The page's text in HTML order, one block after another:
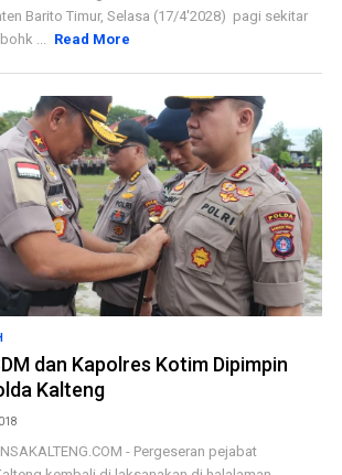
Barito Timur, Selasa (17/4'2028) pagi sekitar
... Read More
dan Kapolres Kotim Dipimpin
Kalteng
- Pergeseran pejabat